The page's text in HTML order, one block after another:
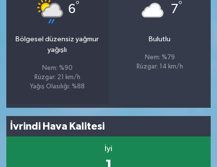
6°
Bölgesel düzensiz yağmur
yağışlı
Nem: %90
Rüzgar: 21 km/h
Yağış Olasılığı: %88
7°
Bulutlu
Nem: %79
Rüzgar: 14 km/h
İvrindi Hava Kalitesi
İyi